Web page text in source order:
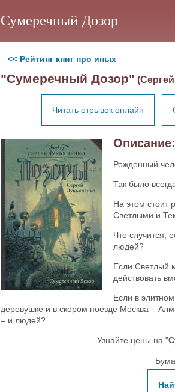
Сумеречный Дозор
<< Рейтинг книг про иных
"Сумеречный Дозор"
Читать отрывок онлайн
Описание:
Рожденный
Так было
На этом
Светлыми и
Что случится,
людей?
Если Светлый
действовать
Если в
деревушке и в скором поезде Москва –
– и людей?
Узнайте цены на "